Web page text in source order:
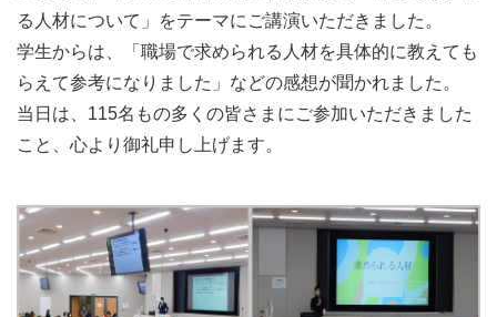
る人材について」をテーマにご講演いただきました。
学生からは、「職場で求められる人材を具体的に教えても
らえて参考になりました」などの感想が聞かれました。
当日は、115名もの多くの皆さまにご参加いただきました
こと、 心より御礼申し上げます。